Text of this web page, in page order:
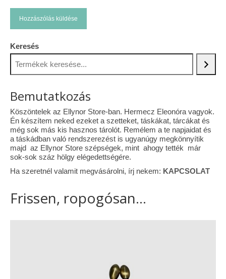
Keresés
Bemutatkozás
Köszöntelek az Ellynor Store-ban. Hermecz Eleonóra vagyok.
Én készítem neked ezeket a szetteket, táskákat, tárcákat és
még sok más kis hasznos tárolót. Remélem a te napjaidat és
a táskádban való rendszerezést is ugyanúgy megkönnyítik
majd az Ellynor Store szépségek, mint ahogy tették már
sok-sok száz hölgy elégedettségére.
Ha szeretnél valamit megvásárolni, írj nekem: KAPCSOLAT
Frissen, ropogósan...